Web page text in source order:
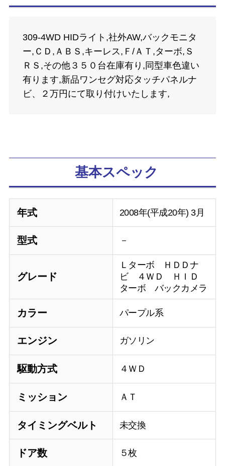
309-4WD HIDライト,社外AW,バックモニタ
ー,ＣＤ,ＡＢＳ,キーレス,Ｆ/ＡＴ,ターボ,Ｓ
ＲＳ,その他３５０台在庫有り,同型車色違い
有ります,新品ワンセグ対応タッチパネルナ
ビ、２万円にて取り付けいたします,
基本スペック
年式 2008年(平成20年) 3月
型式 －
グレード
Ｌターボ ＨＤＤナ
ビ ４ＷＤ ＨＩＤ
ターボ バックカメラ
カラー パープル系
エンジン ガソリン
駆動方式 ４ＷＤ
ミッション ＡＴ
タイミングベルト 未交換
ドア数 ５枚